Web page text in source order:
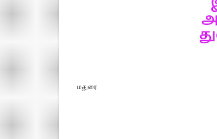
மதுரை